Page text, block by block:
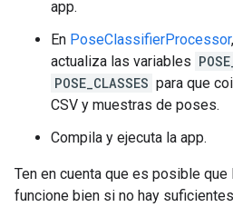
app.
En PoseClassifierProcessor
actualiza las variables
POSE_CLASSES para que
CSV y muestras de poses.
Compila y ejecuta la app.
Ten en cuenta que es posible
funcione bien si no hay